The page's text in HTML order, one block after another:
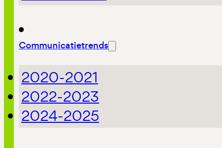
Communicatietrends
2020-2021
2022-2023
2024-2025